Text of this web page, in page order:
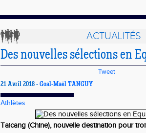
ACTUALITÉS
Des nouvelles sélections en
Tweet
21 Avril 2018 - Goal-Maël TANGUY
Athlètes
Taicang (Chine), nouvelle destination pour